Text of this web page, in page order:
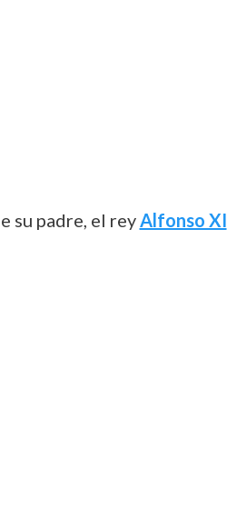
su padre, el reyAlfonso XI